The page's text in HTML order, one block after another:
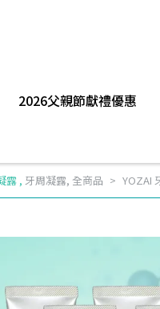
2026父親節獻禮優惠
露, 牙周凝露, 全商品 YOZAI